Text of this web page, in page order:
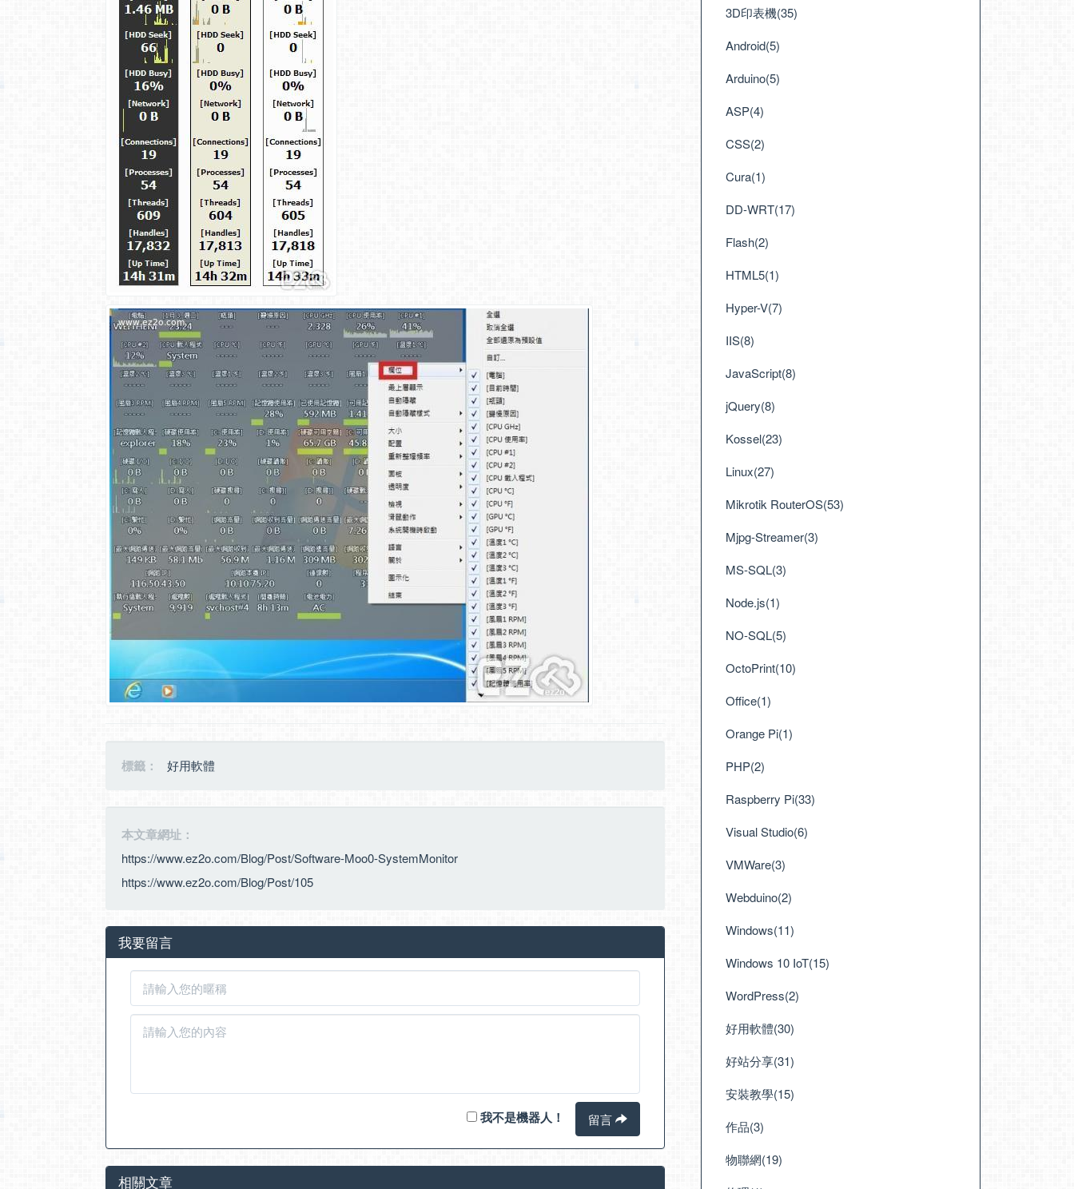
標籤： 好用軟體
本文章網址：
https://www.ez2o.com/Blog/Post/Software-Moo0-SystemMonitor
https://www.ez2o.com/Blog/Post/105
我要留言
我不是機器人！ 留言
相關文章
3D印表機(35)
Android(5)
Arduino(5)
ASP(4)
CSS(2)
Cura(1)
DD-WRT(17)
Flash(2)
HTML5(1)
Hyper-V(7)
IIS(8)
JavaScript(8)
jQuery(8)
Kossel(23)
Linux(27)
Mikrotik RouterOS(53)
Mjpg-Streamer(3)
MS-SQL(3)
Node.js(1)
NO-SQL(5)
OctoPrint(10)
Office(1)
Orange Pi(1)
PHP(2)
Raspberry Pi(33)
Visual Studio(6)
VMWare(3)
Webduino(2)
Windows(11)
Windows 10 IoT(15)
WordPress(2)
好用軟體(30)
好站分享(31)
安裝教學(15)
作品(3)
物聯網(19)